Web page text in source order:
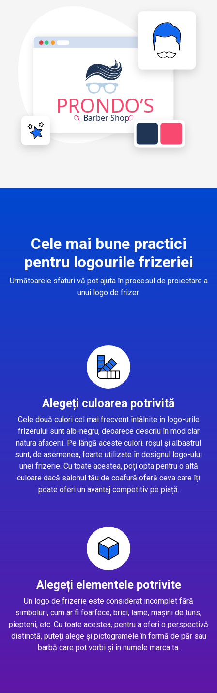
Cele mai bune practici
pentru logourile frizeriei
Următoarele sfaturi vă pot ajuta în procesul de proiectare a
unui logo de frizer.
Alegeți culoarea potrivită
Cele două culori cel mai frecvent întâlnite în logo-urile
frizerului sunt alb-negru, deoarece descriu în mod clar
natura afacerii. Pe lângă aceste culori, roșul și albastrul
sunt, de asemenea, foarte utilizate în designul logo-ului
unei frizerie. Cu toate acestea, poți opta pentru o altă
culoare dacă salonul tău de coafură oferă ceva care îți
poate oferi un avantaj competitiv pe piață.
Alegeți elementele potrivite
Un logo de frizerie este considerat incomplet fără
simboluri, cum ar fi foarfece, brici, lame, mașini de tuns,
piepteni, etc. Cu toate acestea, pentru a oferi o perspectivă
distinctă, puteți alege și pictogramele în formă de păr sau
barbă care pot vorbi și în numele marca ta.